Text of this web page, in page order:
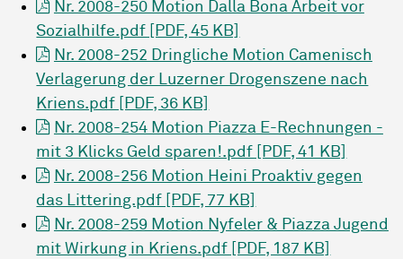
Nr. 2008-250 Motion Dalla Bona Arbeit vor
Sozialhilfe.pdf [PDF, 45 KB]
Nr. 2008-252 Dringliche Motion Camenisch
Verlagerung der Luzerner Drogenszene nach
Kriens.pdf [PDF, 36 KB]
Nr. 2008-254 Motion Piazza E-Rechnungen -
mit 3 Klicks Geld sparen!.pdf [PDF, 41 KB]
Nr. 2008-256 Motion Heini Proaktiv gegen
das Littering.pdf [PDF, 77 KB]
Nr. 2008-259 Motion Nyfeler & Piazza Jugend
mit Wirkung in Kriens.pdf [PDF, 187 KB]